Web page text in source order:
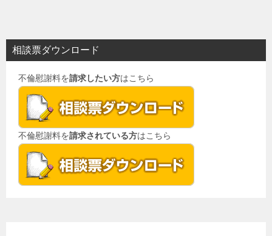
ビ
ゲ
相談票ダウンロード
不倫慰謝料を請求したい方はこちら
不倫慰謝料を請求されている方はこちら